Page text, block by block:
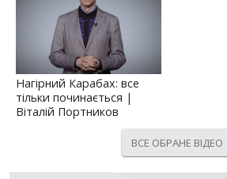
Нагірний Карабах: все
тільки починається |
Віталій Портников
ВСЕ ОБРАНЕ ВІДЕО